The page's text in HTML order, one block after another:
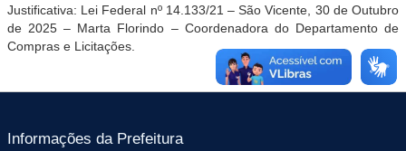
Justificativa: Lei Federal nº 14.133/21 – São Vicente, 30 de Outubro
de 2025 – Marta Florindo – Coordenadora do Departamento de
Compras e Licitações.
Informações da Prefeitura